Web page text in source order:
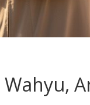
Wahyu,